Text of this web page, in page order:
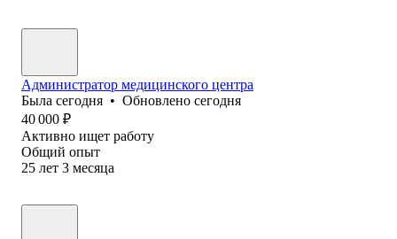
Администратор медицинского центра
Была сегодня • Обновлено сегодня
40 000 ₽
Активно ищет работу
Общий опыт
25 лет 3 месяца